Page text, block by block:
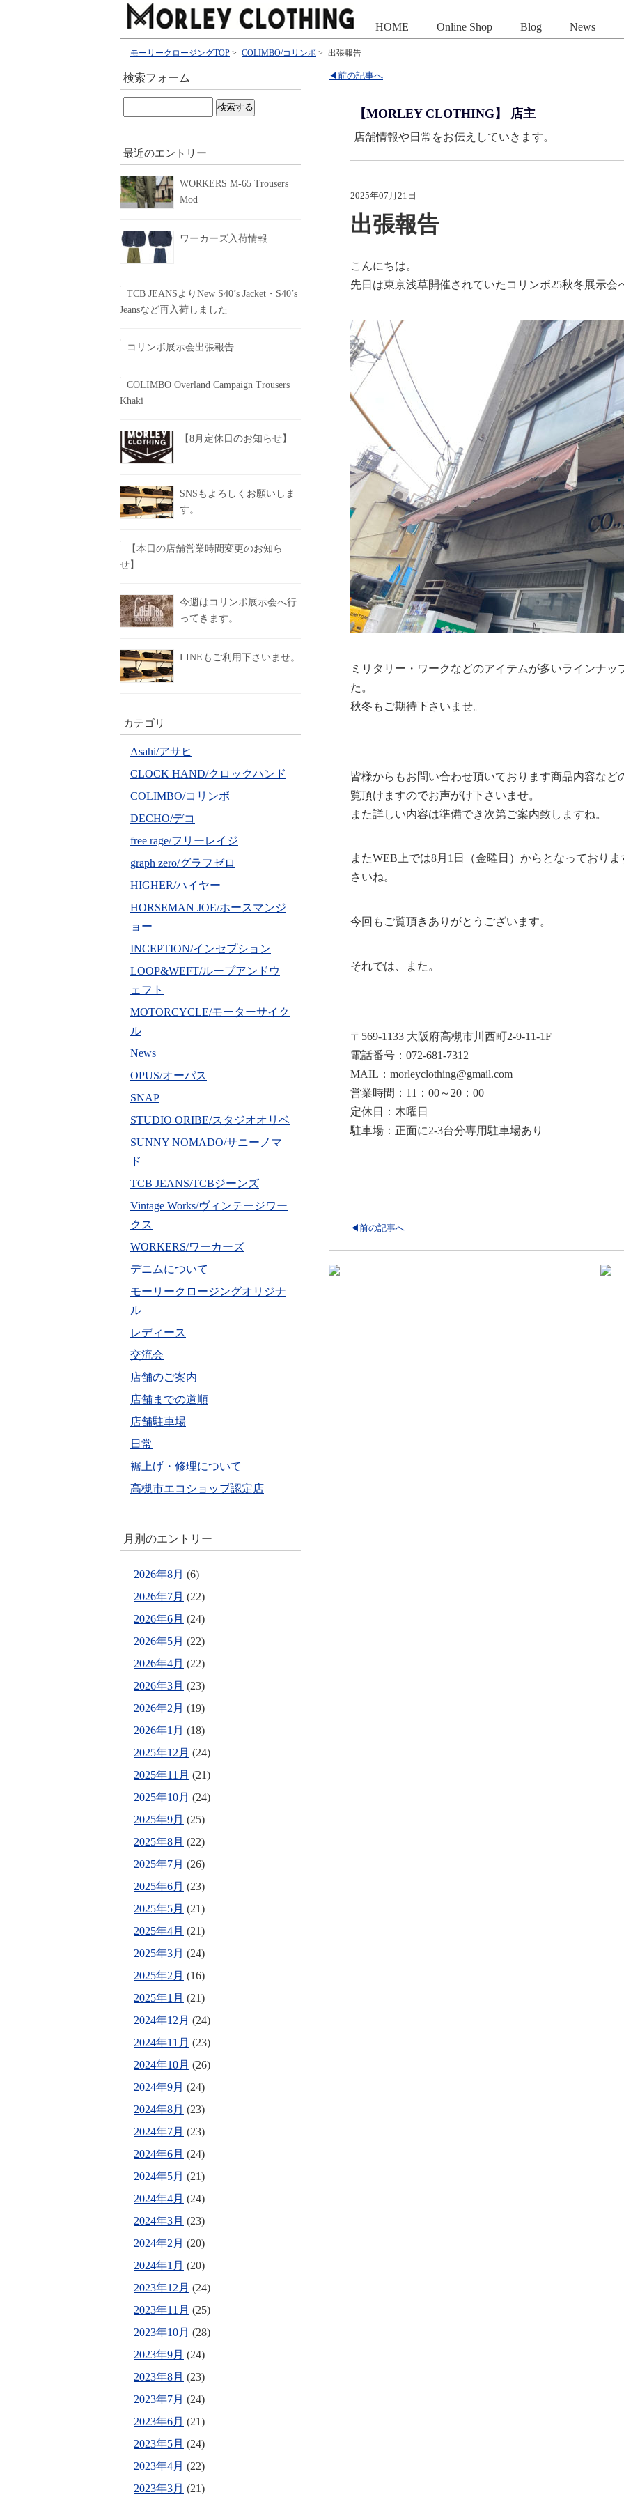
HOME Online Shop Blog News
モーリークロージングTOP > COLIMBO/コリンボ > 出張報告
◀前の記事へ
【MORLEY CLOTHING】 店主
店舗情報や日常をお伝えしていきます。
2025年07月21日
出張報告
こんにちは。
先日は東京浅草開催されていたコリンボ25秋冬展示会
ミリタリー・ワークなどのアイテムが多いラインナッ
た。
秋冬もご期待下さいませ。
皆様からもお問い合わせ頂いております商品内容など
覧頂けますのでお声がけ下さいませ。
また詳しい内容は準備でき次第ご案内致しますね。
またWEB上では8月1日（金曜日）からとなっており
さいね。
今回もご覧頂きありがとうございます。
それでは、また。
〒569-1133 大阪府高槻市川西町2-9-11-1F
電話番号：072-681-7312
MAIL：morleyclothing@gmail.com
営業時間：11：00～20：00
定休日：木曜日
駐車場：正面に2-3台分専用駐車場あり
◀前の記事へ
検索フォーム
最近のエントリー
WORKERS M-65 Trousers
Mod
ワーカーズ入荷情報
TCB JEANSよりNew S40’s Jacket・S40’s
Jeansなど再入荷しました
コリンボ展示会出張報告
COLIMBO Overland Campaign Trousers
Khaki
【8月定休日のお知らせ】
SNSもよろしくお願いしま
す。
【本日の店舗営業時間変更のお知ら
せ】
今週はコリンボ展示会へ行
ってきます。
LINEもご利用下さいませ。
カテゴリ
Asahi/アサヒ
CLOCK HAND/クロックハンド
COLIMBO/コリンボ
DECHO/デコ
free rage/フリーレイジ
graph zero/グラフゼロ
HIGHER/ハイヤー
HORSEMAN JOE/ホースマンジ
ョー
INCEPTION/インセプション
LOOP&WEFT/ループアンドウ
ェフト
MOTORCYCLE/モーターサイク
ル
News
OPUS/オーパス
SNAP
STUDIO ORIBE/スタジオオリベ
SUNNY NOMADO/サニーノマ
ド
TCB JEANS/TCBジーンズ
Vintage Works/ヴィンテージワー
クス
WORKERS/ワーカーズ
デニムについて
モーリークロージングオリジナ
ル
レディース
交流会
店舗のご案内
店舗までの道順
店舗駐車場
日常
裾上げ・修理について
高槻市エコショップ認定店
月別のエントリー
2026年8月 (6)
2026年7月 (22)
2026年6月 (24)
2026年5月 (22)
2026年4月 (22)
2026年3月 (23)
2026年2月 (19)
2026年1月 (18)
2025年12月 (24)
2025年11月 (21)
2025年10月 (24)
2025年9月 (25)
2025年8月 (22)
2025年7月 (26)
2025年6月 (23)
2025年5月 (21)
2025年4月 (21)
2025年3月 (24)
2025年2月 (16)
2025年1月 (21)
2024年12月 (24)
2024年11月 (23)
2024年10月 (26)
2024年9月 (24)
2024年8月 (23)
2024年7月 (23)
2024年6月 (24)
2024年5月 (21)
2024年4月 (24)
2024年3月 (23)
2024年2月 (20)
2024年1月 (20)
2023年12月 (24)
2023年11月 (25)
2023年10月 (28)
2023年9月 (24)
2023年8月 (23)
2023年7月 (24)
2023年6月 (21)
2023年5月 (24)
2023年4月 (22)
2023年3月 (21)